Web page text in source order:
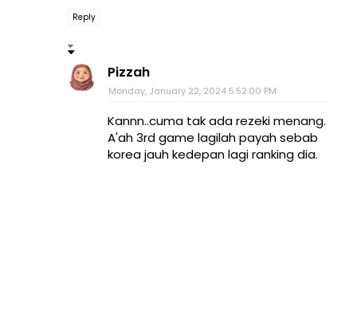
Reply
Pizzah
Monday, January 22, 2024 5:52:00 PM
Kannn..cuma tak ada rezeki menang.
A'ah 3rd game lagilah payah sebab
korea jauh kedepan lagi ranking dia.